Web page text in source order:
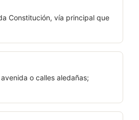
Constitución, vía principal que
o calles aledañas;